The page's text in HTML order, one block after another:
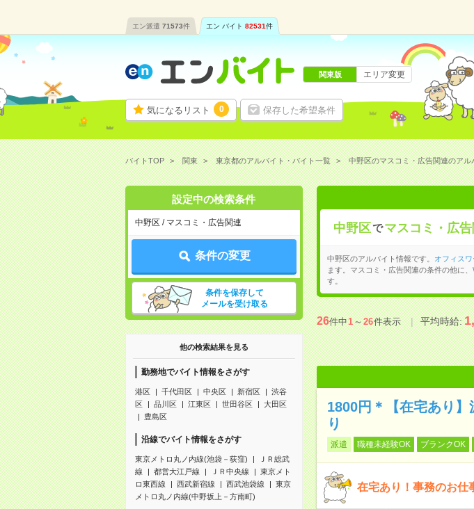
エン派遣 71573件 エン バイト 82531件
気になるリスト 0 保存した希望条件
関東版 エリア変更
バイトTOP 関東 東京都のアルバイト・バイト一覧 中野区のマスコミ・広告関連のアル
設定中の検索条件
中野区 / マスコミ・広告関連
条件の変更
条件を保存して
メールを受け取る
他の検索結果を見る
勤務地でバイト情報をさがす
港区 千代田区 中央区 新宿区
渋谷
区
品川区 江東区 世田谷区
大田区
豊島区
沿線でバイト情報をさがす
東京メトロ丸ノ内線(池袋－荻窪)
ＪＲ総武
線
都営大江戸線 ＪＲ中央線
東京メト
ロ東西線
西武新宿線 西武池袋線
東京
メトロ丸ノ内線(中野坂上－方南町)
中野区で マスコミ・広
中野区のアルバイト情報です。 オフィス
ます。マスコミ・広告関連の条件の他に、
す。
26件中1～26件表示 平均時給:
1800円＊【在宅あり
り
派遣 職種未経験OK ブランクOK
在宅あり！事務のお仕